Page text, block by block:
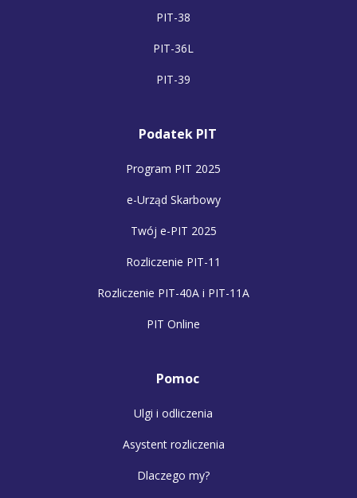
PIT-38
PIT-36L
PIT-39
Podatek PIT
Program PIT 2025
e-Urząd Skarbowy
Twój e-PIT 2025
Rozliczenie PIT-11
Rozliczenie PIT-40A i PIT-11A
PIT Online
Pomoc
Ulgi i odliczenia
Asystent rozliczenia
Dlaczego my?